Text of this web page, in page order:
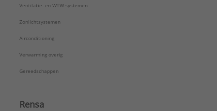
Ventilatie- en WTW-systemen
Zonlichtsystemen
Airconditioning
Verwarming overig
Gereedschappen
Rensa